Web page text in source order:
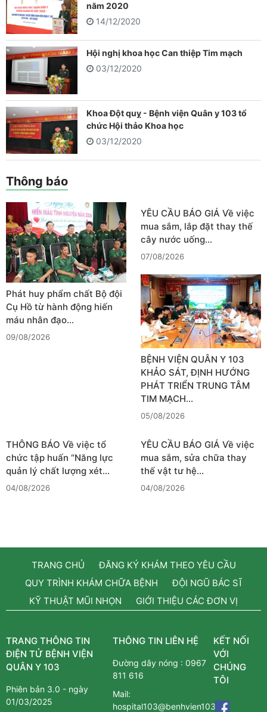
năm 2020
14/12/2020
Hội nghị khoa học Can thiệp Tim mạch
03/12/2020
Khoa Đột quỵ - Bệnh viện Quân y 103 tổ
chức Hội thảo Khoa học
03/12/2020
Thông báo
Phát huy phẩm chất Bộ đội
Cụ Hồ từ hành động hiến
máu nhân đạo…
09/08/2026
YÊU CẦU BÁO GIÁ Về việc
mua sắm, lắp đặt thay thế
cây nước uống…
07/08/2026
BỆNH VIỆN QUÂN Y 103
KHẢO SÁT, ĐỊNH HƯỚNG
PHÁT TRIỂN TRUNG TÂM
TIM MẠCH…
05/08/2026
THÔNG BÁO Về việc tổ
chức tập huấn “Năng lực
quản lý chất lượng xét…
04/08/2026
YÊU CẦU BÁO GIÁ Về việc
mua sắm, sửa chữa thay
thế vật tư hệ…
04/08/2026
TRANG CHỦ
ĐĂNG KÝ KHÁM THEO YÊU CẦU
QUY TRÌNH KHÁM CHỮA BỆNH
ĐỘI NGŨ BÁC SĨ
KỸ THUẬT MŨI NHỌN
GIỚI THIỆU CÁC ĐƠN VỊ
TRANG THÔNG TIN
ĐIỆN TỬ BỆNH VIỆN
QUÂN Y 103
Phiên bản 3.0 - ngày
01/03/2025
THÔNG TIN LIÊN HỆ
Đường dây nóng :0967
811 616
Mail:
hospital103@benhvien103.vn
KẾT NỐI
VỚI
CHÚNG
TÔI